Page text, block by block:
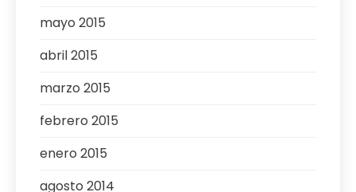
mayo 2015
abril 2015
marzo 2015
febrero 2015
enero 2015
agosto 2014